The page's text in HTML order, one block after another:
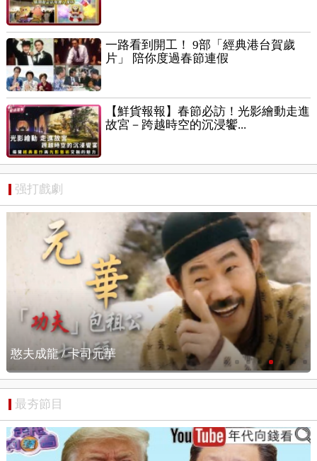
一路看到開工！ 9部「經典港台賀歲
片」 陪你度過春節連假
【鮮貨報報】春節必訪！光影繪動走進
故宮－跨越時空的沉浸饗...
强打戲劇
憨夫成龍 / 搶先看
最夯節目